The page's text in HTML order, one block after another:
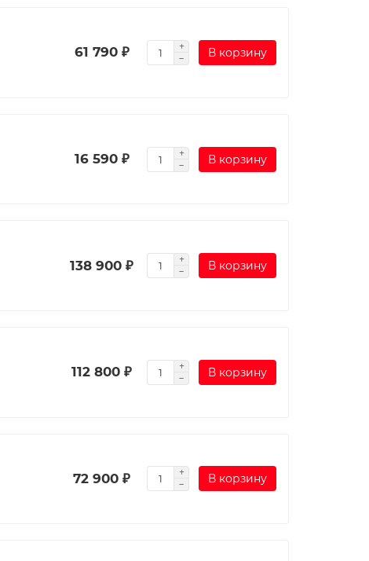
61 790 ₽ В корзину
16 590 ₽ В корзину
138 900 ₽ В корзину
112 800 ₽ В корзину
72 900 ₽ В корзину